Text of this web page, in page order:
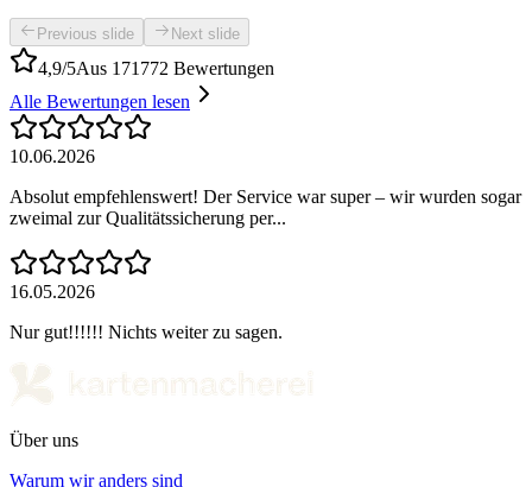
Previous slide Next slide
4,9/5Aus 171772 Bewertungen
Alle Bewertungen lesen
10.06.2026
Absolut empfehlenswert! Der Service war super – wir wurden sogar
zweimal zur Qualitätssicherung per...
16.05.2026
Nur gut!!!!!! Nichts weiter zu sagen.
Über uns
Warum wir anders sind